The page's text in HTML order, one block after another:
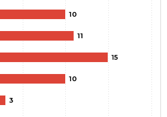
10
11
15
10
3